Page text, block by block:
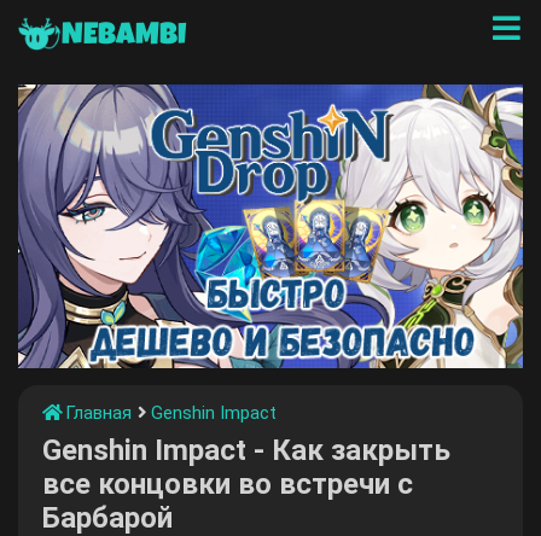
NEBAMBI
Главная Genshin Impact
Genshin Impact - Как закрыть
все концовки во встречи с
Барбарой